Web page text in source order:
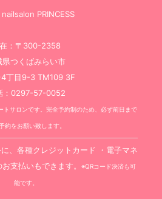
nailsalon PRINCESS
：〒300-2358
県つくばみらい市
4丁目9-3 TM109 3F
：0297-57-0052
トサロンです。完全予約制のため、必ず前日まで
約をお願い致します。
、各種クレジットカード ・電子マネ
支払いもできます。
※QRコード決済も可
能です。